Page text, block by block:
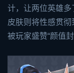
计，让两位英雄
皮肤则将性感贯彻
被玩家盛赞“颜值